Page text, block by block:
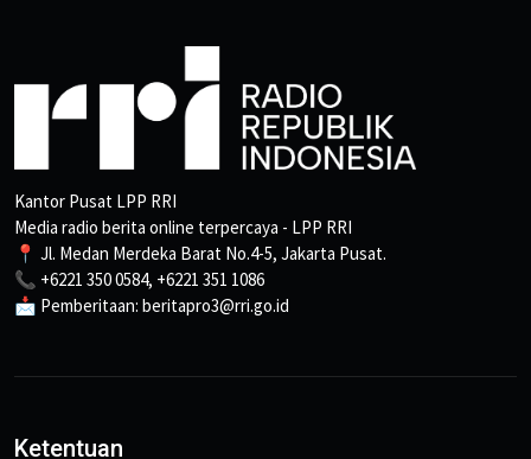
Kantor Pusat LPP RRI
Media radio berita online terpercaya - LPP RRI
📍 Jl. Medan Merdeka Barat No.4-5, Jakarta Pusat.
📞 +6221 350 0584, +6221 351 1086
📩 Pemberitaan: beritapro3@rri.go.id
Ketentuan